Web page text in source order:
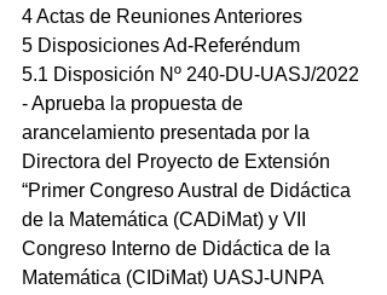
4 Actas de Reuniones Anteriores
5 Disposiciones Ad-Referéndum
5.1 Disposición Nº 240-DU-UASJ/2022
- Aprueba la propuesta de
arancelamiento presentada por la
Directora del Proyecto de Extensión
“Primer Congreso Austral de Didáctica
de la Matemática (CADiMat) y VII
Congreso Interno de Didáctica de la
Matemática (CIDiMat) UASJ-UNPA